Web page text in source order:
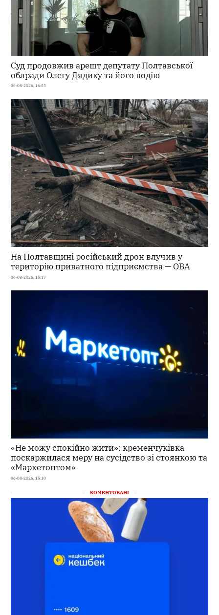
Суд продовжив арешт депутату Полтавської
облради Олегу Дядику та його водію
06-08-2026, 16:55
На Полтавщині російський дрон влучив у
територію приватного підприємства — ОВА
06-08-2026, 15:17
«Не можу спокійно жити»: кременчуківка
поскаржилася меру на сусідство зі стоянкою та
«Маркетоптом»
06-08-2026, 15:10
КОМЕНТОВАНІ